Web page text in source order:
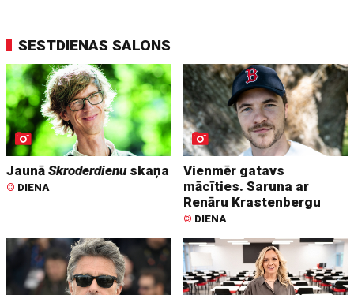
SESTDIENAS SALONS
JaunāSkroderdienuskaņa
© DIENA
Vienmēr gatavs
mācīties. Saruna ar
Renāru Krastenbergu
© DIENA